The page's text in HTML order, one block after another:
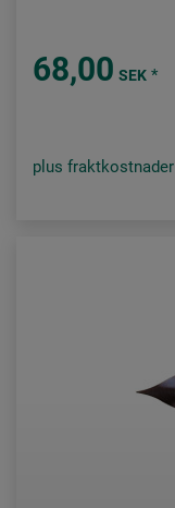
68,00 SEK *
plus fraktkostnader